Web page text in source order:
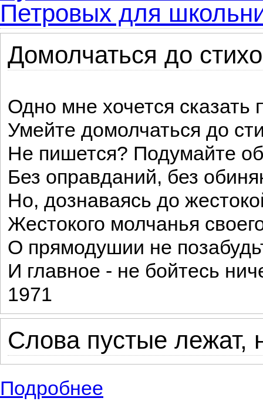
Петровых для
Домолчаться до
Одно мне хочется сказать
Умейте домолчаться до
Не пишется? Подумайте
Без оправданий, без
Но, дознаваясь до
Жестокого молчанья
О прямодушии не
И главное - не бойтесь
1971
Слова пустые лежат,
Подробнее